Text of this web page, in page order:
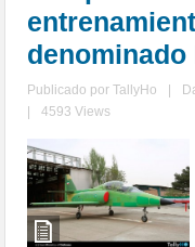
denominado
Publicado porTallyHo
4593 Views